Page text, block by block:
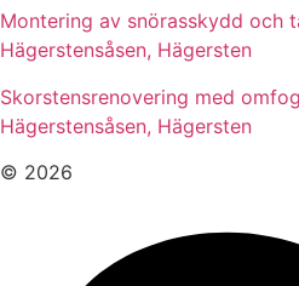
Montering av snörasskydd och
Hägerstensåsen, Hägersten
Skorstensrenovering med
Hägerstensåsen, Hägersten
© 2026